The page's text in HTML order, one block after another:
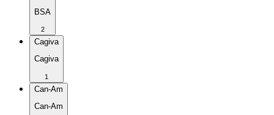
BSA
2
Cagiva
Cagiva
1
Can-Am
Can-Am